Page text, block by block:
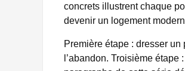
concrets illustrent chaque
devenir un logement
Première étape : dresser
l’abandon. Troisième